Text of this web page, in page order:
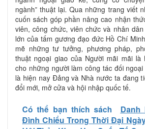
ngành” thuật lại. Qua những trang viết
cuốn sách góp phần nâng cao nhận
viên, công chức, viên chức và nhân
lớn của tấm gương đạo đức Hồ Chí
mẽ những tư tưởng, phương pháp,
thuật ngoại giao của Người mãi mãi là
cho những người làm công tác đối
là hiện nay Đảng và Nhà nước ta đang
đổi mới, mở cửa và hội nhập quốc tế.
Có thể bạn thích sách
Danh
Đình Chiểu Trong Thời Đại